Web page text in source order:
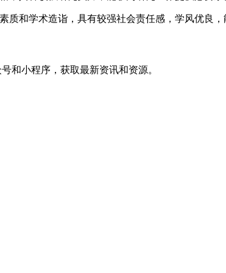
质和学术造诣，具有较强社会责任感，学风优良
和小程序，获取最新资讯和资源。